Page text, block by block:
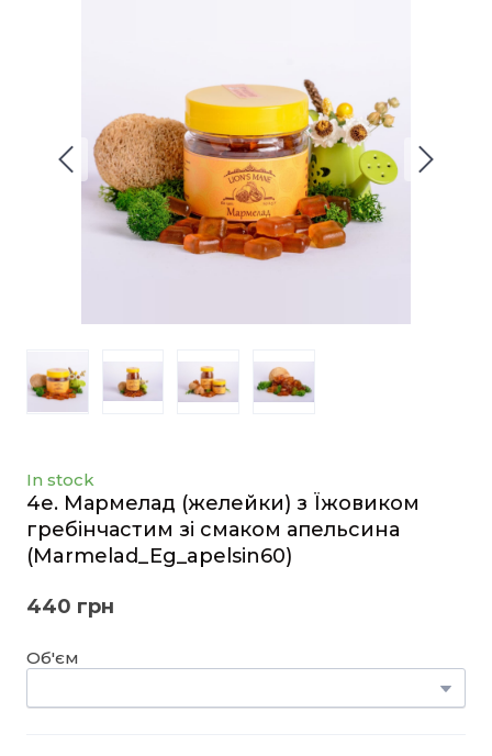
In stock
4e. Мармелад (желейки) з Їжовиком
гребінчастим зі смаком апельсина
(Marmelad_Eg_apelsin60)
440 грн
Об'єм